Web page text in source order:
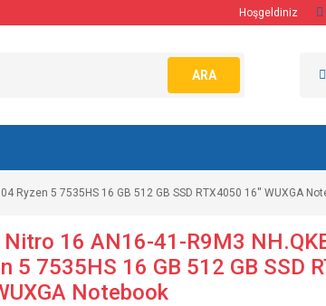
Hoşgeldiniz
ARA
Ryzen 5 7535HS 16 GB 512 GB SSD RTX4050 16'' WUXGA
16 AN16-41-R9M3
5 7535HS 16 GB 512 GB SSD
Notebook